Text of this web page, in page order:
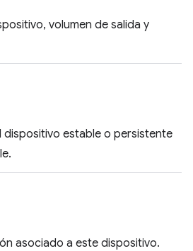
volumen de salida y
dispositivo estable o persistente
asociado a este dispositivo.